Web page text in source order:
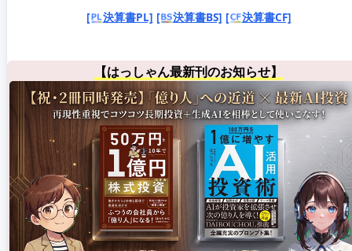
[ 決算書PL] [ 決算書BS] [ 決算書CF]
【はっしゃん最新刊のお知らせ】